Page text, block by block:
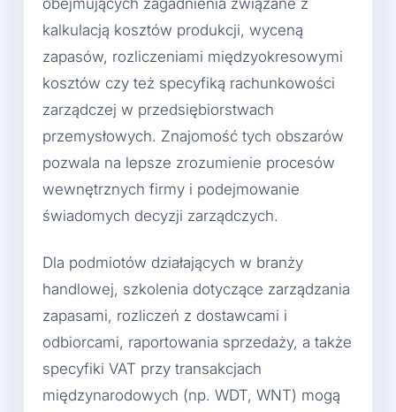
kalkulacją kosztów produkcji, wyceną
zapasów, rozliczeniami międzyokresowymi
kosztów czy też specyfiką rachunkowości
zarządczej w przedsiębiorstwach
przemysłowych. Znajomość tych obszarów
pozwala na lepsze zrozumienie procesów
wewnętrznych firmy i podejmowanie
świadomych decyzji zarządczych.
Dla podmiotów działających w branży
handlowej, szkolenia dotyczące zarządzania
zapasami, rozliczeń z dostawcami i
odbiorcami, raportowania sprzedaży, a także
specyfiki VAT przy transakcjach
międzynarodowych (np. WDT, WNT) mogą